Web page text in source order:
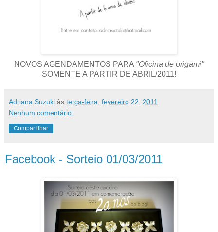
NOVOS AGENDAMENTOS PARA "Oficina de origami"
SOMENTE A PARTIR DE ABRIL/2011!
Adriana Suzuki às terça-feira, fevereiro 22, 2011
Nenhum comentário:
Compartilhar
Facebook - Sorteio 01/03/2011